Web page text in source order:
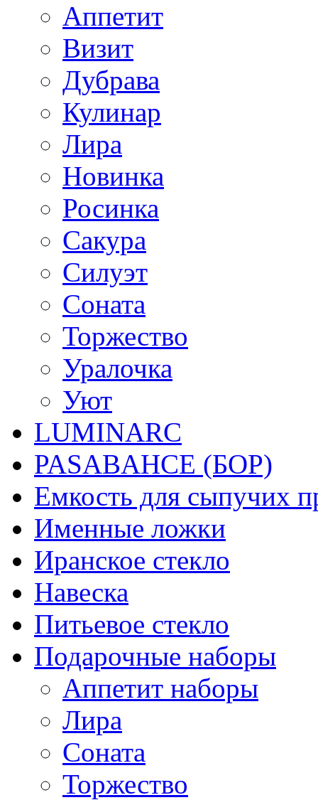
Аппетит
Визит
Дубрава
Кулинар
Лира
Новинка
Росинка
Сакура
Силуэт
Соната
Торжество
Уралочка
Уют
LUMINARC
PASABAHCE (БОР)
Емкость для сыпучих
Именные ложки
Иранское стекло
Навеска
Питьевое стекло
Подарочные наборы
Аппетит наборы
Лира
Соната
Торжество